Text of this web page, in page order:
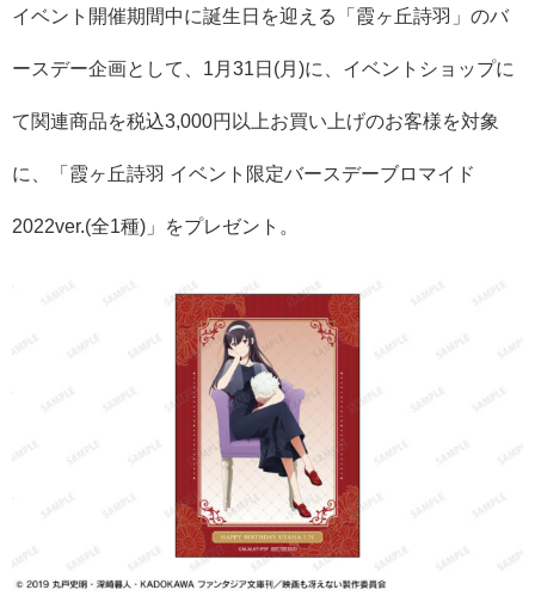
イベント開催期間中に誕生日を迎える「霞ヶ丘詩羽」のバ
ースデー企画として、1月31日(月)に、イベントショップに
て関連商品を税込3,000円以上お買い上げのお客様を対象
に、「霞ヶ丘詩羽 イベント限定バースデーブロマイド
2022ver.(全1種)」をプレゼント。